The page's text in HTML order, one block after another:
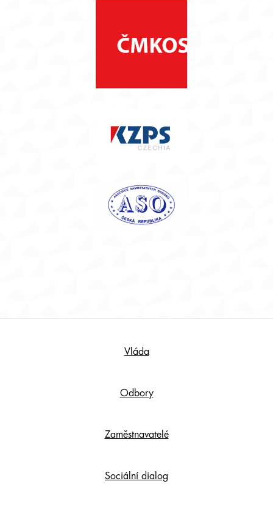
Vláda
Odbory
Zaměstnavatelé
Sociální dialog